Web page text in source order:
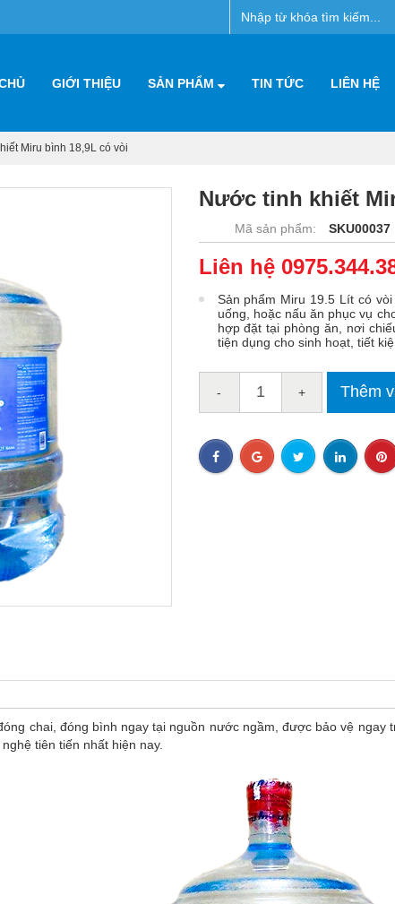
GIỚI THIỆU SẢN PHẨM TIN TỨC LIÊN HỆ
Miru bình 18,9L có vòi
Nước tinh khiết
Mã sản phẩm: SKU00037
Liên hệ
Sản phẩm Miru 19.5 Lít có
uống, hoặc nấu ăn phục vụ
hợp đặt tại phòng ăn, nơi
tiện dụng cho sinh hoạt, tiết
- +
chai, đóng bình ngay tại nguồn nước ngầm, được bảo vệ
tiên tiến nhất hiện nay.